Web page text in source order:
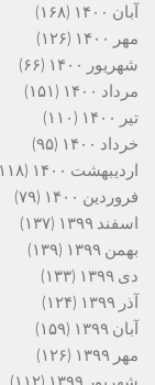
آبان ۱۴۰۰
(۱۶۸)
مهر ۱۴۰۰
(۱۲۶)
شهریور ۱۴۰۰
(۶۶)
مرداد ۱۴۰۰
(۱۵۱)
تیر ۱۴۰۰
(۱۱۰)
خرداد ۱۴۰۰
(۹۵)
اردیبهشت ۱۴۰۰
(۱۱۸)
فروردین ۱۴۰۰
(۷۹)
اسفند ۱۳۹۹
(۱۳۷)
بهمن ۱۳۹۹
(۱۳۹)
دی ۱۳۹۹
(۱۳۳)
آذر ۱۳۹۹
(۱۲۴)
آبان ۱۳۹۹
(۱۵۹)
مهر ۱۳۹۹
(۱۲۶)